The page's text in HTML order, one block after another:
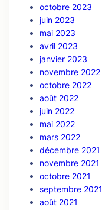
octobre 2023
juin 2023
mai 2023
avril 2023
janvier 2023
novembre 2022
octobre 2022
août 2022
juin 2022
mai 2022
mars 2022
décembre 2021
novembre 2021
octobre 2021
septembre 2021
août 2021